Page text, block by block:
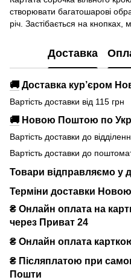
створювати багатошарові
річ. Застібається на кнопках,
Доставка
🚚 Доставка кур’єром
Вартість доставки від 115 грн
🚚 Новою Поштою по
Вартість доставки до
Вартість доставки до
Товари відправляємо у
Терміни доставки
₴ Онлайн оплата на
через Приват 24
₴ Онлайн оплата
₴ Післяплатою при
Пошти